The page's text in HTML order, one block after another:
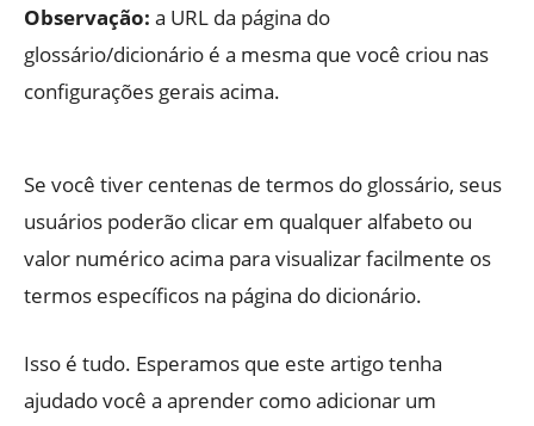
Observação: a URL da página do
glossário/dicionário é a mesma que você criou nas
configurações gerais acima.
Se você tiver centenas de termos do glossário, seus
usuários poderão clicar em qualquer alfabeto ou
valor numérico acima para visualizar facilmente os
termos específicos na página do dicionário.
Isso é tudo. Esperamos que este artigo tenha
ajudado você a aprender como adicionar um